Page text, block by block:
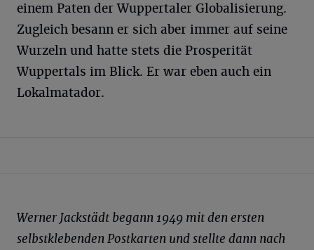
einem Paten der Wuppertaler Globalisierung.
Zugleich besann er sich aber immer auf seine
Wurzeln und hatte stets die Prosperität
Wuppertals im Blick. Er war eben auch ein
Lokalmatador.
Werner Jackstädt begann 1949 mit den ersten
selbstklebenden Postkarten und stellte dann nach